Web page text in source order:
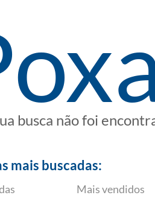
busca não foi
mais buscadas:
Mais vendidos